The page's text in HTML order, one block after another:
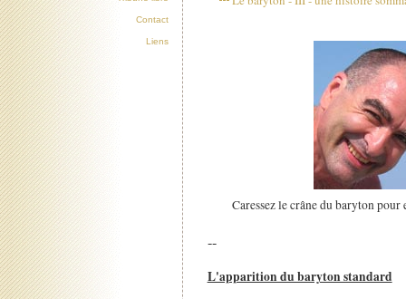
Caressez le crâne du baryton
--
L'apparition du baryton standard
Contact
Liens